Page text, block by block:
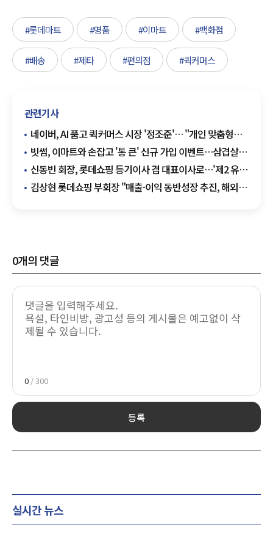
#롯데마트 #명품 #이마트 #백화점
#배송 #제타 #편의점 #퀵커머스
관련기사
네이버, AI 품고 퀵커머스 시장 '정조준'… "개인 맞춤형
'지금 배송'으로 판 흔든다"
빗썸, 이마트와 손잡고 '통 큰' 신규 가입 이벤트…삼겹살
100톤 쏜다
신동빈 회장, 롯데쇼핑 등기이사 겸 대표이사로…'제2 유통
부흥' 이끌까
김상현 롯데쇼핑 부회장 "매출·이익 동반성장 추진, 해외
0개의 댓글
0 / 300
등록
실시간 뉴스